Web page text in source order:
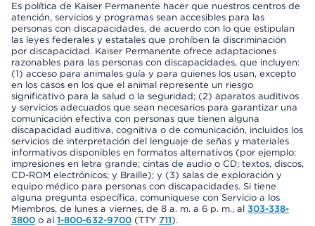
Es política de Kaiser Permanente hacer que nuestros centros de
atención, servicios y programas sean accesibles para las
personas con discapacidades, de acuerdo con lo que estipulan
las leyes federales y estatales que prohíben la discriminación
por discapacidad. Kaiser Permanente ofrece adaptaciones
razonables para las personas con discapacidades, que incluyen:
(1) acceso para animales guía y para quienes los usan, excepto
en los casos en los que el animal represente un riesgo
significativo para la salud o la seguridad; (2) aparatos auditivos
y servicios adecuados que sean necesarios para garantizar una
comunicación efectiva con personas que tienen alguna
discapacidad auditiva, cognitiva o de comunicación, incluidos los
servicios de interpretación del lenguaje de señas y materiales
informativos disponibles en formatos alternativos (por ejemplo:
impresiones en letra grande; cintas de audio o CD; textos, discos,
CD-ROM electrónicos; y Braille); y (3) salas de exploración y
equipo médico para personas con discapacidades. Si tiene
alguna pregunta específica, comuníquese con Servicio a los
Miembros, de lunes a viernes, de 8 a. m. a 6 p. m., al 303-338-
3800 o al 1-800-632-9700 (TTY 711).